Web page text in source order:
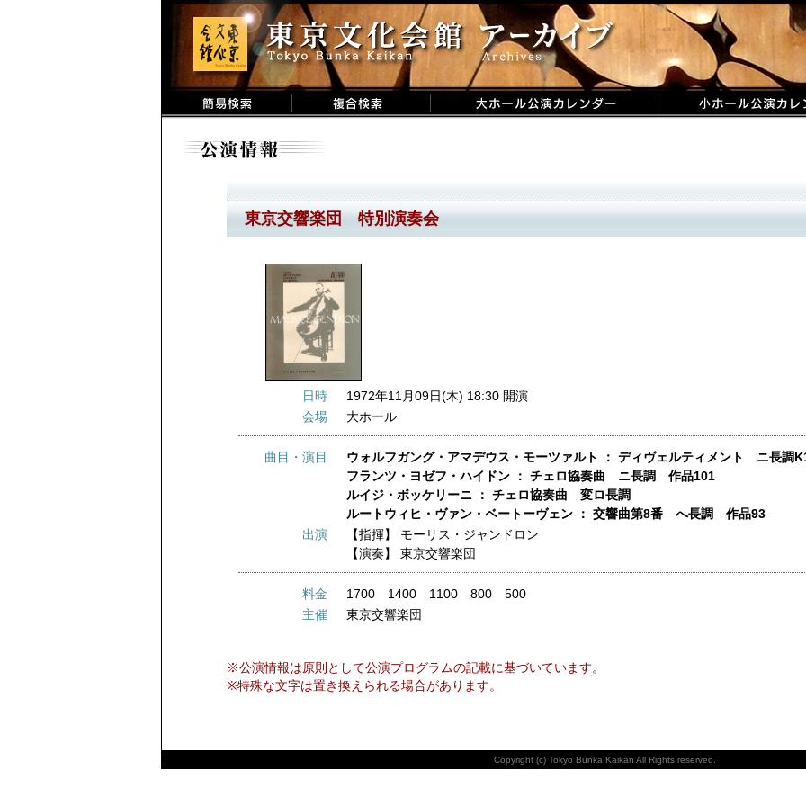
東京交響楽団 特別演奏会
日時
1972年11月09日(木) 18:30 開演
会場
大ホール
曲目・演目
ウォルフガング・アマデウス・モーツァルト ： ディヴェルティメント ニ長調
フランツ・ヨゼフ・ハイドン ： チェロ協奏曲 ニ長調 作品101
ルイジ・ボッケリーニ ： チェロ協奏曲 変ロ長調
ルートウィヒ・ヴァン・ベートーヴェン ： 交響曲第8番 へ長調 作品93
出演
【指揮】 モーリス・ジャンドロン
【演奏】 東京交響楽団
料金
1700 1400 1100 800 500
主催
東京交響楽団
※公演情報は原則として公演プログラムの記載に基づいています。
※特殊な文字は置き換えられる場合があります。
Copyright (c) Tokyo Bunka Kaikan All Rights reserved.